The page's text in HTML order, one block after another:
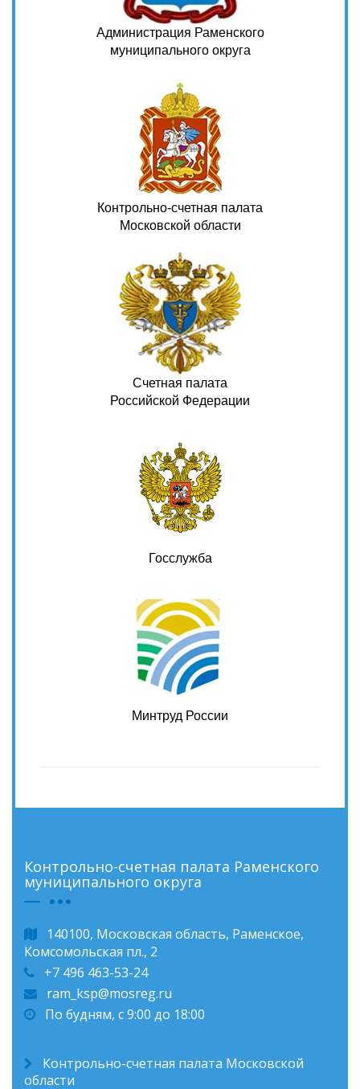
Администрация Раменского
муниципального округа
Контрольно-счетная палата
Московской области
Счетная палата
Российской Федерации
Госслужба
Минтруд России
Контрольно-счетная палата Раменского
муниципального округа
140100, Московская область, Раменское,
Комсомольская пл., 2
+7 496 463-53-24
ram_ksp@mosreg.ru
По будням, с 9:00 до 18:00
Контрольно-счетная палата Московской
области